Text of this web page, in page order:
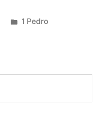
Posted
1 Pedro